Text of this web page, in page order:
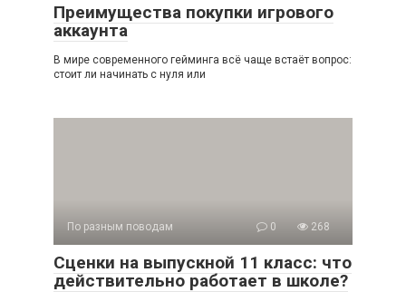
Преимущества покупки игрового
аккаунта
В мире современного гейминга всё чаще встаёт вопрос:
стоит ли начинать с нуля или
По разным поводам 0 268
Сценки на выпускной 11 класс: что
действительно работает в школе?